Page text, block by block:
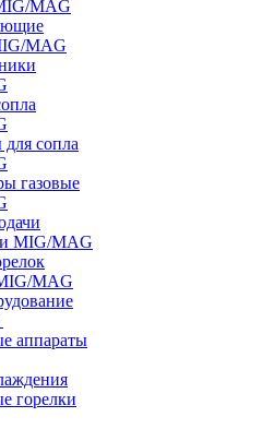
MAG
MAG
сопла
газовые
MIG/MAG
MAG
аппараты
горелки